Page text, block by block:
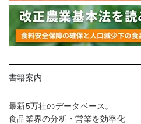
書籍案内
最新5万社のデータベース。
食品業界の分析・営業を効率化